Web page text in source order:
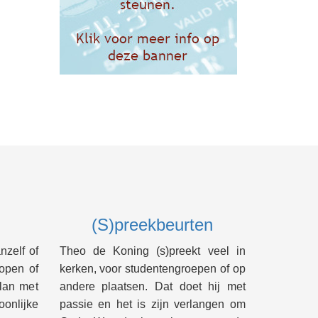
of
of
met
(S)preekbeurten
Theo de Koning (s)preekt veel in
kerken, voor studentengroepen of op
andere plaatsen. Dat doet hij met
passie en het is zijn verlangen om